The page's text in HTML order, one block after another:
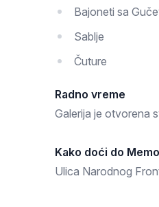
Bajoneti sa
Sablje
Čuture
Radno vreme
Galerija je otvorena
Kako doći do
Ulica Narodnog